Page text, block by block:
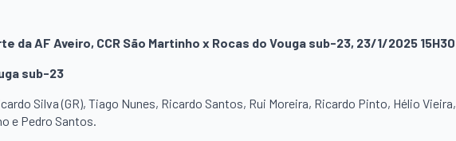
da AF Aveiro, CCR São Martinho x Rocas do Vouga sub-23, 23/1/2025 15H30
sub-23
Silva (GR), Tiago Nunes, Ricardo Santos, Rui Moreira, Ricardo Pinto, Hélio Vieira,
e Pedro Santos.